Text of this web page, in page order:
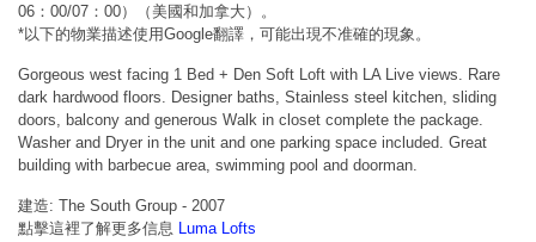
06：00/07：00）（美國和加拿大）。
*以下的物業描述使用Google翻譯，可能出現不准確的現象。
Gorgeous west facing 1 Bed + Den Soft Loft with LA Live views. Rare
dark hardwood floors. Designer baths, Stainless steel kitchen, sliding
doors, balcony and generous Walk in closet complete the package.
Washer and Dryer in the unit and one parking space included. Great
building with barbecue area, swimming pool and doorman.
建造: The South Group - 2007
點擊這裡了解更多信息
Luma Lofts